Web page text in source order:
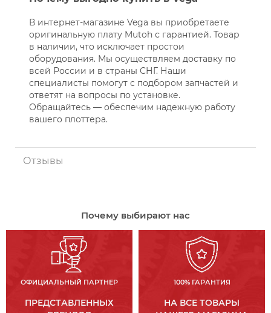
В интернет-магазине Vega вы приобретаете
оригинальную плату Mutoh с гарантией. Товар
в наличии, что исключает простои
оборудования. Мы осуществляем доставку по
всей России и в страны СНГ. Наши
специалисты помогут с подбором запчастей и
ответят на вопросы по установке.
Обращайтесь — обеспечим надежную работу
вашего плоттера.
Отзывы
Почему выбирают нас
ОФИЦИАЛЬНЫЙ ПАРТНЕР
ПРЕДСТАВЛЕННЫХ
100% ГАРАНТИЯ
НА ВСЕ ТОВАРЫ